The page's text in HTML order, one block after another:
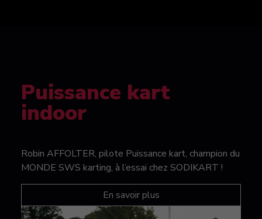
Puissance kart
indoor
Robin AFFOLTER, pilote Puissance kart, champion du
MONDE SWS karting, à l’essai chez SODIKART !
En savoir plus